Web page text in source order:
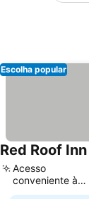
Escolha popular
Red Roof
Acesso
conveniente à
Thruway